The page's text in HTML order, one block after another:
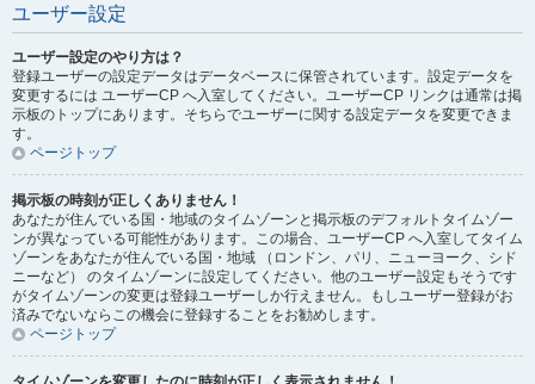
ユーザー設定
ユーザー設定のやり方は？
登録ユーザーの設定データはデータベースに保管されています。設定データを
変更するには ユーザーCP へ入室してください。ユーザーCP リンクは通常は掲
示板のトップにあります。そちらでユーザーに関する設定データを変更できま
す。
ページトップ
掲示板の時刻が正しくありません！
あなたが住んでいる国・地域のタイムゾーンと掲示板のデフォルトタイムゾー
ンが異なっている可能性があります。この場合、ユーザーCP へ入室してタイム
ゾーンをあなたが住んでいる国・地域 （ロンドン、パリ、ニューヨーク、シド
ニーなど） のタイムゾーンに設定してください。他のユーザー設定もそうです
がタイムゾーンの変更は登録ユーザーしか行えません。もしユーザー登録がお
済みでないならこの機会に登録することをお勧めします。
ページトップ